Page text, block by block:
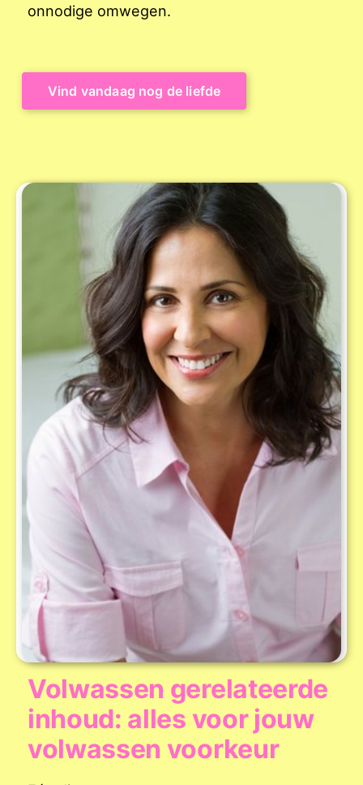
onnodige omwegen.
Vind vandaag nog de liefde
Volwassen gerelateerde
inhoud: alles voor jouw
volwassen voorkeur